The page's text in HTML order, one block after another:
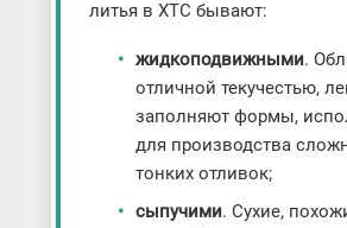
литья в ХТС бывают:
жидкоподвижными.
отличной текучестью,
заполняют формы,
для производства
тонких отливок;
сыпучими. Сухие,